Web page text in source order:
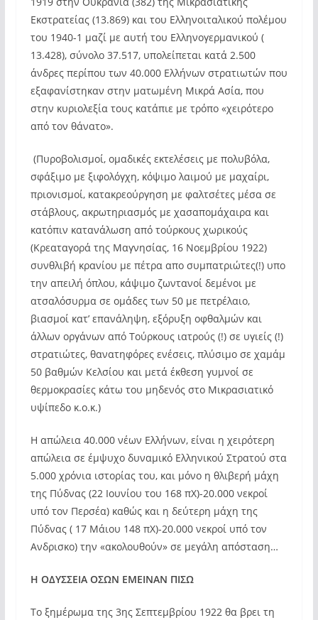
Εκστρατείας (13.869) και του Ελληνοιταλικού πολέμου
του 1940-1 μαζί με αυτή του Ελληνογερμανικού (
13.428), σύνολο 37.517, υπολείπεται κατά 2.500
άνδρες περίπου των 40.000 Ελλήνων στρατιωτών που
εξαφανίστηκαν στην ματωμένη Μικρά Ασία, που
στην κυριολεξία τους κατάπιε με τρόπο «χειρότερο
από τον θάνατο».
(Πυροβολισμοί, ομαδικές εκτελέσεις με πολυβόλα,
σφάξιμο με ξιφολόγχη, κόψιμο λαιμού με μαχαίρι,
πριονισμοί, κατακρεούργηση με φαλτσέτες μέσα σε
στάβλους, ακρωτηριασμός με χασαπομάχαιρα και
κατόπιν κατανάλωση από τούρκους χωρικούς
(Κρεαταγορά της Μαγνησίας, 16 Νοεμβρίου 1922)
συνθλιβή κρανίου με πέτρα απο συμπατριώτες(!) υπο
την απειλή όπλου, κάψιμο ζωντανοί δεμένοι με
ατσαλόσυρμα σε ομάδες των 50 με πετρέλαιο,
βιασμοί κατ’ επανάληψη, εξόρυξη οφθαλμών και
άλλων οργάνων από Τούρκους ιατρούς (!) σε υγιείς (!)
στρατιώτες, θανατηφόρες ενέσεις, πλύσιμο σε χαμάμ
50 βαθμών Κελσίου και μετά έκθεση γυμνοί σε
θερμοκρασίες κάτω του μηδενός στο Μικρασιατικό
υψίπεδο κ.ο.κ.)
Η απώλεια 40.000 νέων Ελλήνων, είναι η χειρότερη
απώλεια σε έμψυχο δυναμικό Ελληνικού Στρατού στα
5.000 χρόνια ιστορίας του, και μόνο η θλιβερή μάχη
της Πύδνας (22 Ιουνίου του 168 πΧ)-20.000 νεκροί
υπό τον Περσέα) καθώς και η δεύτερη μάχη της
Πύδνας ( 17 Μάιου 148 πΧ)-20.000 νεκροί υπό τον
Ανδρισκο) την «ακολουθούν» σε μεγάλη απόσταση…
Η ΟΔΥΣΣΕΙΑ ΟΣΩΝ ΕΜΕΙΝΑΝ ΠΙΣΩ
Το ξημέρωμα της 3ης Σεπτεμβρίου 1922 θα βρει τη